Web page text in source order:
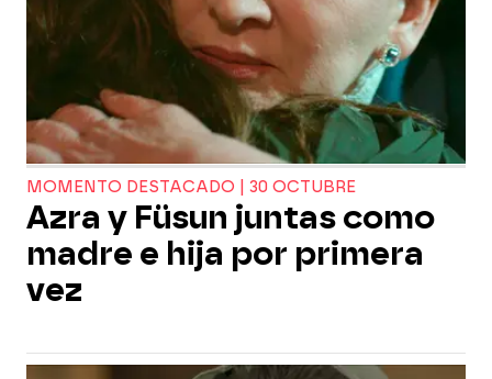
MOMENTO DESTACADO | 30 OCTUBRE
Azra y Füsun juntas como
madre e hija por primera
vez